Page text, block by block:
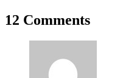
12 Comments